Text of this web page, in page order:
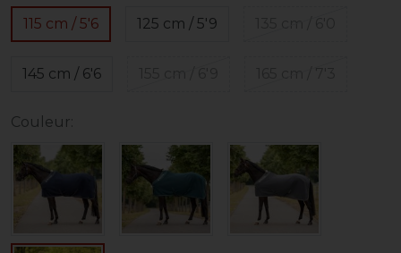
115 cm / 5'6 125 cm / 5'9
145 cm / 6'6
Couleur: